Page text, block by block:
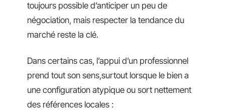
toujours possible d’anticiper un peu de
négociation, mais respecter la tendance du
marché reste la clé.
Dans certains cas, l’appui d’un professionnel
prend tout son sens,surtout lorsque le bien a
une configuration atypique ou sort nettement
des références locales :